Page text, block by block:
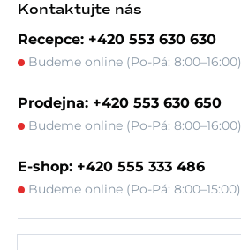
Kontaktujte nás
Recepce: +420 553 630 630
Budeme online (Po-Pá: 8:00–16:00)
Prodejna: +420 553 630 650
Budeme online (Po-Pá: 8:00–16:00)
E-shop: +420 555 333 486
Budeme online (Po-Pá: 8:00–15:00)